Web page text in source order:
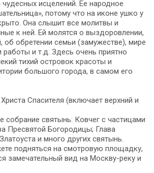
исцелений. Ее народное
потому что на иконе ушко у
Она слышит все молитвы и
к ней. Ей молятся о выздоровлении,
об обретении семьи (замужестве), мире
работы и т.д. Здесь очень приятно
тихий островок красоты и
большого города, в самом его
Спасителя (включает верхний и
собрание святынь: Ковчег с частицами
Пресвятой Богородицы; Глава
и много других святынь.
подняться на смотровую площадку,
замечательный вид на Москву-реку и